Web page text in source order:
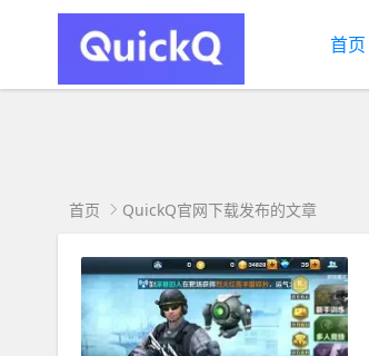
首页
首页 QuickQ官网下载发布的文章